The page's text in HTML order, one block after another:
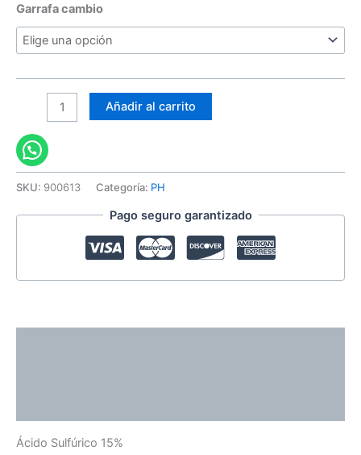
hasta
25.00€
Garrafa cambio
Sulfúrico
15%
(Reductor
litros.
Añadir al carrito
SKU: 900613 Categoría: PH
Pago seguro garantizado
Ácido Sulfúrico 15%